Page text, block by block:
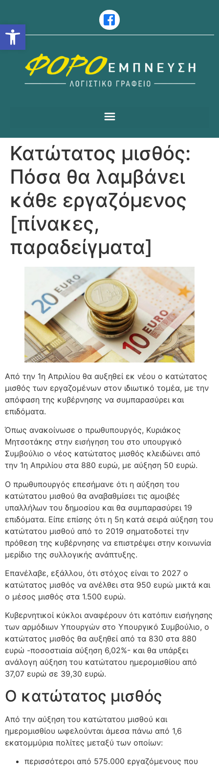
Ανοίξτε τη γραμμή
Κατώτατος μισθός:
Πόσα θα λαμβάνει
κάθε εργαζόμενος
[πίνακες,
παραδείγματα]
Από την 1η Απριλίου θα αυξηθεί εκ νέου ο κατώτατος
μισθός των εργαζομένων στον ιδιωτικό τομέα, με την
απόφαση της κυβέρνησης να συμπαρασύρει και
επιδόματα.
Όπως ανακοίνωσε ο πρωθυπουργός, Κυριάκος
Μητσοτάκης στην εισήγηση του στο υπουργικό
Συμβούλιο ο νέος κατώτατος μισθός κλειδώνει από
την 1η Απριλίου στα 880 ευρώ, με αύξηση 50 ευρώ.
Ο πρωθυπουργός επεσήμανε ότι η αύξηση του
κατώτατου μισθού θα αναβαθμίσει τις αμοιβές
υπαλλήλων του δημοσίου και θα συμπαρασύρει 19
επιδόματα. Είπε επίσης ότι η 5η κατά σειρά αύξηση του
κατώτατου μισθού από το 2019 σηματοδοτεί την
πρόθεση της κυβέρνησης να επιστρέψει στην κοινωνία
μερίδιο της συλλογικής ανάπτυξης.
Επανέλαβε, εξάλλου, ότι στόχος είναι το 2027 ο
κατώτατος μισθός να ανέλθει στα 950 ευρώ μικτά και
ο μέσος μισθός στα 1.500 ευρώ.
Κυβερνητικοί κύκλοι αναφέρουν ότι κατόπιν εισήγησης
των αρμόδιων Υπουργών στο Υπουργικό Συμβούλιο, ο
κατώτατος μισθός θα αυξηθεί από τα 830 στα 880
ευρώ -ποσοστιαία αύξηση 6,02%- και θα υπάρξει
ανάλογη αύξηση του κατώτατου ημερομισθίου από
37,07 ευρώ σε 39,30 ευρώ.
Ο κατώτατος μισθός
Από την αύξηση του κατώτατου μισθού και
ημερομισθίου ωφελούνται άμεσα πάνω από 1,6
εκατομμύρια πολίτες μεταξύ των οποίων:
περισσότεροι από 575.000 εργαζόμενους που